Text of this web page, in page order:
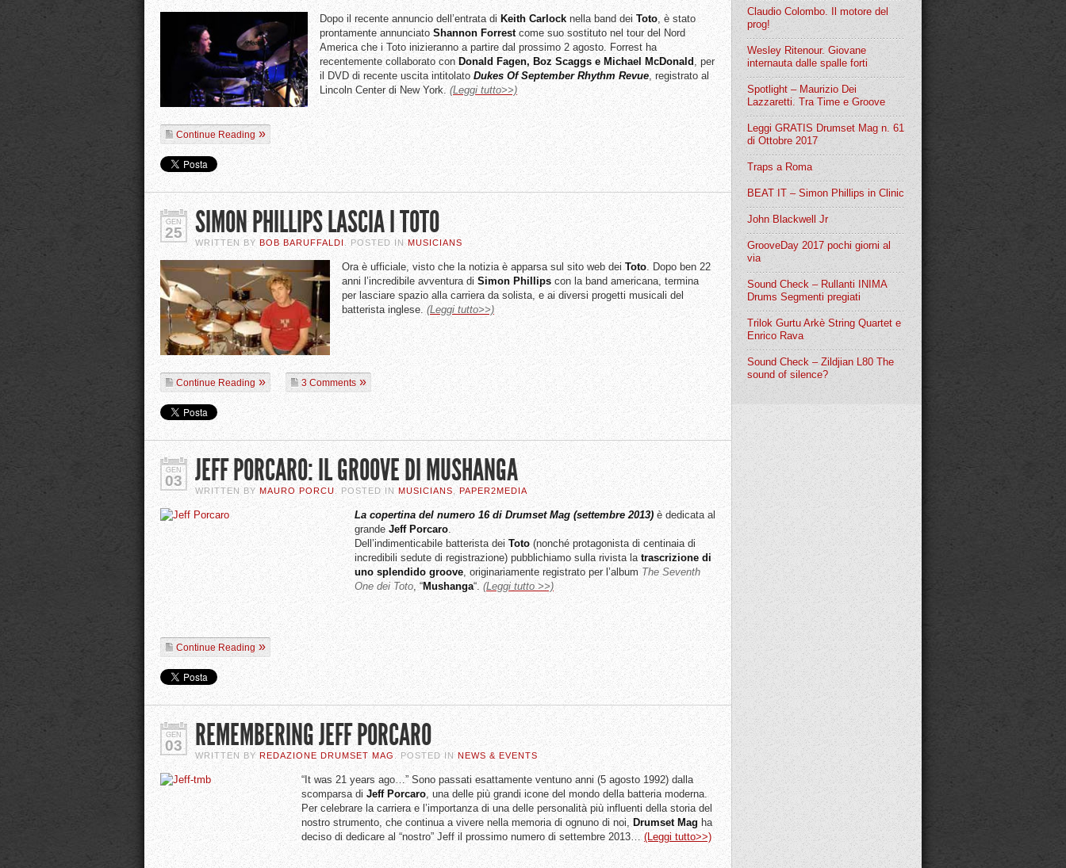
Dopo il recente annuncio dell’entrata di Keith Carlock nella band dei Toto, è stato
prontamente annunciato Shannon Forrestcome suo sostituto nel tour del Nord
America che i Toto inizieranno a partire dal prossimo 2 agosto. Forrest ha
recentemente collaborato con Donald Fagen, Boz Scaggs e Michael McDonald , per
il DVD di recente uscita intitolatoDukes Of September Rhythm Revue, registrato al
Lincoln Center di New York.(Leggi tutto>>)
Continue Reading
GEN
25 SIMON PHILLIPS LASCIA I TOTO
WRITTEN BY BOB BARUFFALDI. POSTED INMUSICIANS
Ora è ufficiale, visto che la notizia è apparsa sul sito web dei Toto. Dopo ben 22
anni l’incredibile avventura di Simon Phillips con la band americana, termina
per lasciare spazio alla carriera da solista, e ai diversi progetti musicali del
batterista inglese.(Leggi tutto>>)
Continue Reading 3 Comments
GEN
03 JEFF PORCARO: IL GROOVE DI MUSHANGA
WRITTEN BY MAURO PORCU . POSTED IN MUSICIANS PAPER2MEDIA
La copertina del numero 16 di Drumset Mag (settembre 2013) è dedicata al
grandeJeff Porcaro.
Dell’indimenticabile batterista deiToto(nonché protagonista di centinaia di
incredibili sedute di registrazione) pubblichiamo sulla rivista la trascrizione di
uno splendido groove, originariamente registrato per l’albumThe Seventh
One dei Toto, “Mushanga“. (Leggi tutto >>)
Continue Reading
GEN
03 REMEMBERING JEFF PORCARO
WRITTEN BY REDAZIONE DRUMSET MAG . POSTED IN NEWS & EVENTS
“It was 21 years ago…” Sono passati esattamente ventuno anni (5 agosto 1992) dalla
scomparsa di Jeff Porcaro, una delle più grandi icone del mondo della batteria moderna.
Per celebrare la carriera e l’importanza di una delle personalità più influenti della storia del
nostro strumento, che continua a vivere nella memoria di ognuno di noi,Drumset Mag ha
deciso di dedicare al “nostro” Jeff il prossimo numero di settembre 2013… (Leggi tutto>>)
Claudio Colombo. Il motore del
prog!
Wesley Ritenour. Giovane
internauta dalle spalle forti
Spotlight – Maurizio Dei
Lazzaretti. Tra Time e Groove
Leggi GRATIS Drumset Mag n. 61
di Ottobre 2017
Traps a Roma
BEAT IT – Simon Phillips in Clinic
John Blackwell Jr
GrooveDay 2017 pochi giorni al
via
Sound Check – Rullanti INIMA
Drums Segmenti pregiati
Trilok Gurtu Arkè String Quartet e
Enrico Rava
Sound Check – Zildjian L80 The
sound of silence?